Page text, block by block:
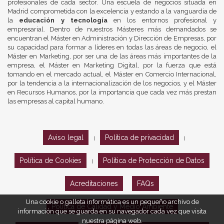
profesionales de cada sector. Una escuela de negocios situada en
Madrid comprometida con la excelencia y estando a la vanguardia de
la educación y tecnologíaen los entornos profesional y
empresarial. Dentro de nuestros Másteres más demandados se
encuentran el Máster en Administración y Dirección de Empresas, por
su capacidad para formar a líderes en todas las áreas de negocio, el
Máster en Marketing, por ser una de las áreas más importantes de la
empresa, el Máster en Marketing Digital, por la fuerza que está
tomando en el mercado actual, el Máster en Comercio Internacional,
por la tendencia a la internacionalización de los negocios, y el Máster
en Recursos Humanos, por la importancia que cada vez más prestan
las empresas al capital humano.
Aviso legal Política de privacidad
Política de Cookies Política de Protección de Datos
Acreditaciones FAQs
Política de Calidad y Medio Ambiente
Una cookie o galleta informática es un pequeño archivo de
información que se guarda en su navegador cada vez que visita
nuestra página web.